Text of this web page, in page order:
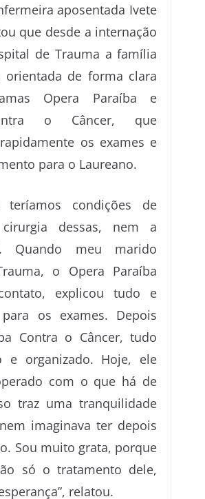
aposentada Ivete
que desde a internação
de Trauma a família
orientada de forma clara
Opera Paraíba e
o Câncer, que
os exames e
para o Laureano.
teríamos condições de
dessas, nem a
Quando meu marido
o Opera Paraíba
explicou tudo e
os exames. Depois
Contra o Câncer, tudo
e organizado. Hoje, ele
com o que há de
traz uma tranquilidade
imaginava ter depois
Sou muito grata, porque
só o tratamento dele,
relatou.